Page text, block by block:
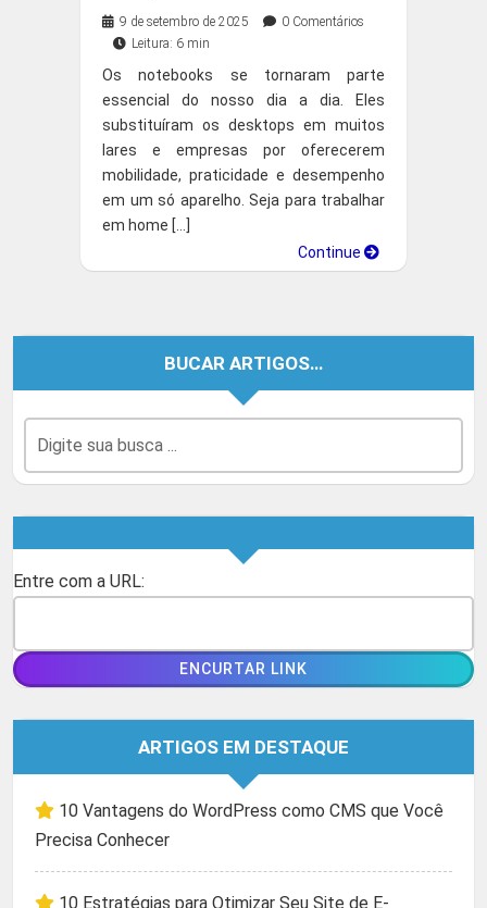
9 de setembro de 2025
0 Comentários
Leitura: 6 min
Os notebooks se tornaram parte
essencial do nosso dia a dia. Eles
substituíram os desktops em muitos
lares e empresas por oferecerem
mobilidade, praticidade e desempenho
em um só aparelho. Seja para trabalhar
em home […]
Continue
BUCAR ARTIGOS…
Entre com a URL:
ARTIGOS EM DESTAQUE
10 Vantagens do WordPress como CMS que Você
Precisa Conhecer
10 Estratégias para Otimizar Seu Site de E-